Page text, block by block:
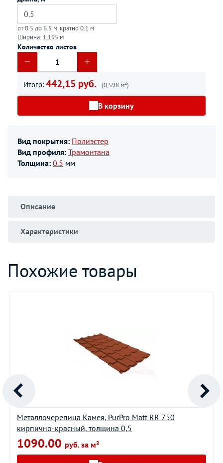
от 0.5 до 6.5 м, кратно 0.1 м
Ширина: 1,195 м
Количество листов
Итого: 442,15 руб. (0,598 м²)
В корзину
Вид покрытия: Полиэстер
Вид профиля: Трамонтана
Толщина: 0.5 мм
Описание
Характеристики
Похожие товары
Металлочерепица Камея, PurPro Matt RR 750
кирпично-красный, толщина 0,5
1090.00 руб. за м²